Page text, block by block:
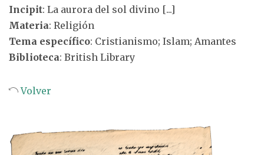
Incipit: La aurora del sol divino [...]
Materia: Religión
Tema específico: Cristianismo; Islam; Amantes
Biblioteca: British Library
Volver